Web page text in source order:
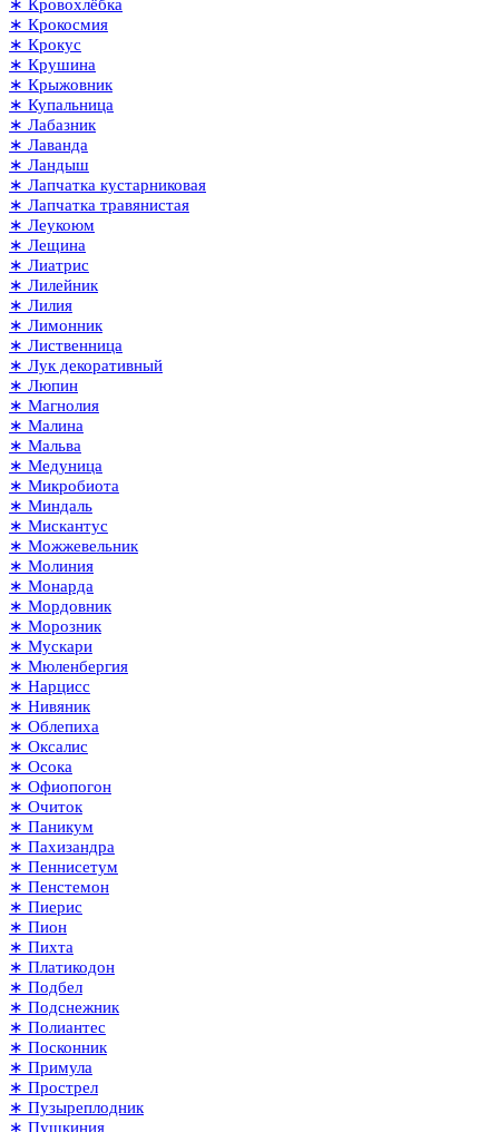
∗ Кровохлёбка
∗ Крокосмия
∗ Крокус
∗ Крушина
∗ Крыжовник
∗ Купальница
∗ Лабазник
∗ Лаванда
∗ Ландыш
∗ Лапчатка кустарниковая
∗ Лапчатка травянистая
∗ Леукоюм
∗ Лещина
∗ Лиатрис
∗ Лилейник
∗ Лилия
∗ Лимонник
∗ Лиственница
∗ Лук декоративный
∗ Люпин
∗ Магнолия
∗ Малина
∗ Мальва
∗ Медуница
∗ Микробиота
∗ Миндаль
∗ Мискантус
∗ Можжевельник
∗ Молиния
∗ Монарда
∗ Мордовник
∗ Морозник
∗ Мускари
∗ Мюленбергия
∗ Нарцисс
∗ Нивяник
∗ Облепиха
∗ Оксалис
∗ Осока
∗ Офиопогон
∗ Очиток
∗ Паникум
∗ Пахизандра
∗ Пеннисетум
∗ Пенстемон
∗ Пиерис
∗ Пион
∗ Пихта
∗ Платикодон
∗ Подбел
∗ Подснежник
∗ Полиантес
∗ Посконник
∗ Примула
∗ Прострел
∗ Пузыреплодник
∗ Пушкиния